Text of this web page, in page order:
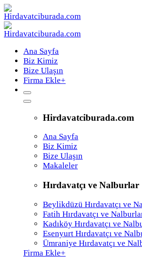
Ana Sayfa
Biz Kimiz
Bize Ulaşın
Firma Ekle+
Hirdavatciburada.com
Ana Sayfa
Biz Kimiz
Bize Ulaşın
Makaleler
Hırdavatçı ve Nalburlar
Beylikdüzü Hırdavatçı ve
Fatih Hırdavatçı ve
Kadıköy Hırdavatçı ve
Esenyurt Hırdavatçı ve
Ümraniye Hırdavatçı ve
Firma Ekle+